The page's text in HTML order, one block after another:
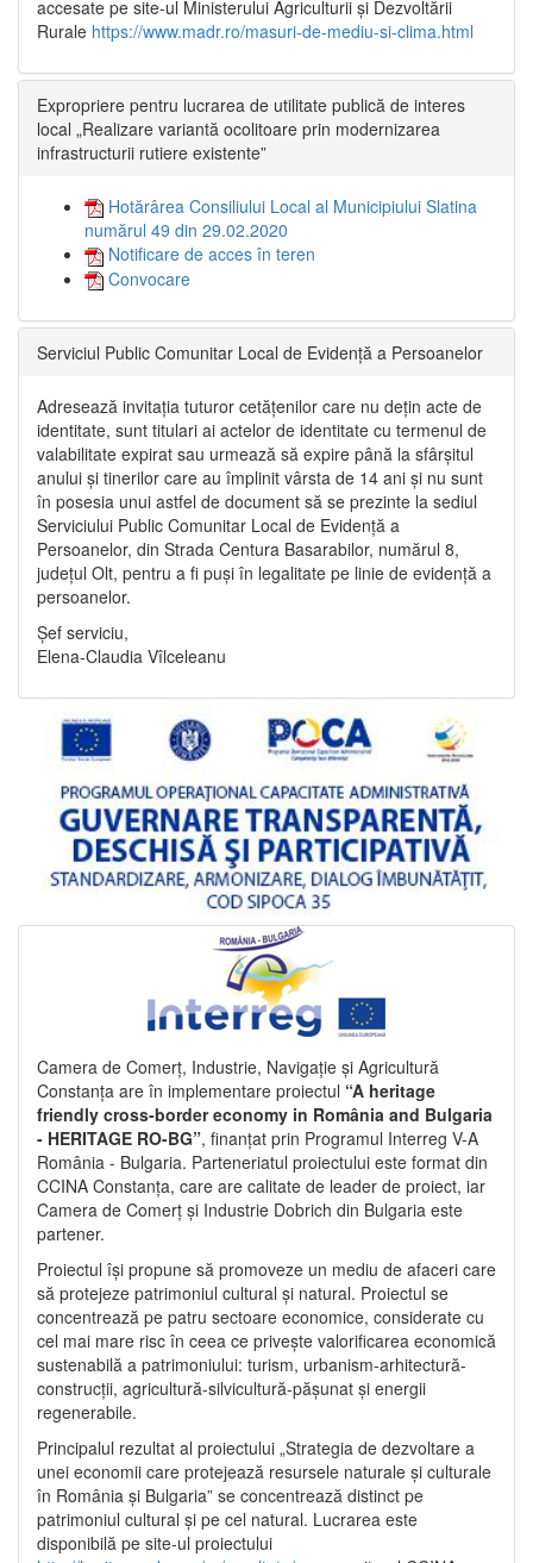
accesate pe site-ul Ministerului Agriculturii și Dezvoltării
Rurale https://www.madr.ro/masuri-de-mediu-si-clima.html
Expropriere pentru lucrarea de utilitate publică de interes
local „Realizare variantă ocolitoare prin modernizarea
infrastructurii rutiere existente”
Hotărârea Consiliului Local al Municipiului Slatina
numărul 49 din 29.02.2020
Notificare de acces în teren
Convocare
Serviciul Public Comunitar Local de Evidență a Persoanelor
Adresează invitația tuturor cetățenilor care nu dețin acte de
identitate, sunt titulari ai actelor de identitate cu termenul de
valabilitate expirat sau urmează să expire până la sfârșitul
anului și tinerilor care au împlinit vârsta de 14 ani și nu sunt
în posesia unui astfel de document să se prezinte la sediul
Serviciului Public Comunitar Local de Evidență a
Persoanelor, din Strada Centura Basarabilor, numărul 8,
județul Olt, pentru a fi puși în legalitate pe linie de evidență a
persoanelor.
Șef serviciu,
Elena-Claudia Vîlceleanu
Camera de Comerț, Industrie, Navigație și Agricultură
Constanța are în implementare proiectul “A heritage
friendly cross-border economy in România and Bulgaria
- HERITAGE RO-BG”, finanțat prin Programul Interreg V-A
România - Bulgaria. Parteneriatul proiectului este format din
CCINA Constanța, care are calitate de leader de proiect, iar
Camera de Comerț și Industrie Dobrich din Bulgaria este
partener.
Proiectul își propune să promoveze un mediu de afaceri care
să protejeze patrimoniul cultural și natural. Proiectul se
concentrează pe patru sectoare economice, considerate cu
cel mai mare risc în ceea ce privește valorificarea economică
sustenabilă a patrimoniului: turism, urbanism-arhitectură-
construcții, agricultură-silvicultură-pășunat și energii
regenerabile.
Principalul rezultat al proiectului „Strategia de dezvoltare a
unei economii care protejează resursele naturale și culturale
în România și Bulgaria” se concentrează distinct pe
patrimoniul cultural și pe cel natural. Lucrarea este
disponibilă pe site-ul proiectului